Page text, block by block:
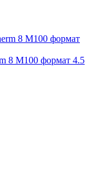
8 М100 формат 4.5